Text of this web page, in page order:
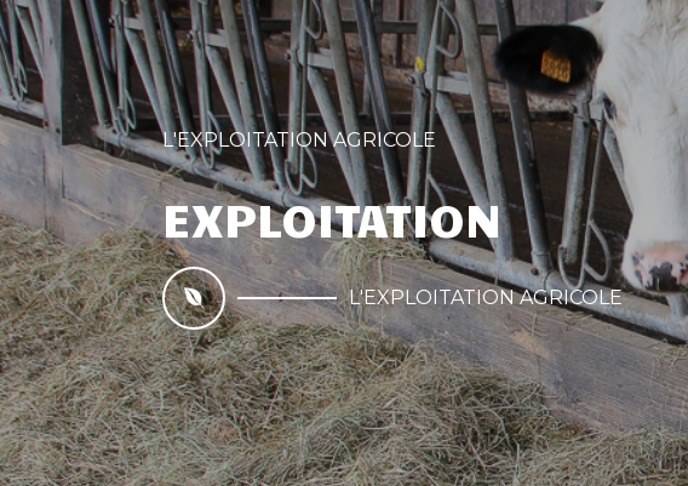
L'EXPLOITATION AGRICOLE
EXPLOITATION
L'EXPLOITATION AGRICOLE